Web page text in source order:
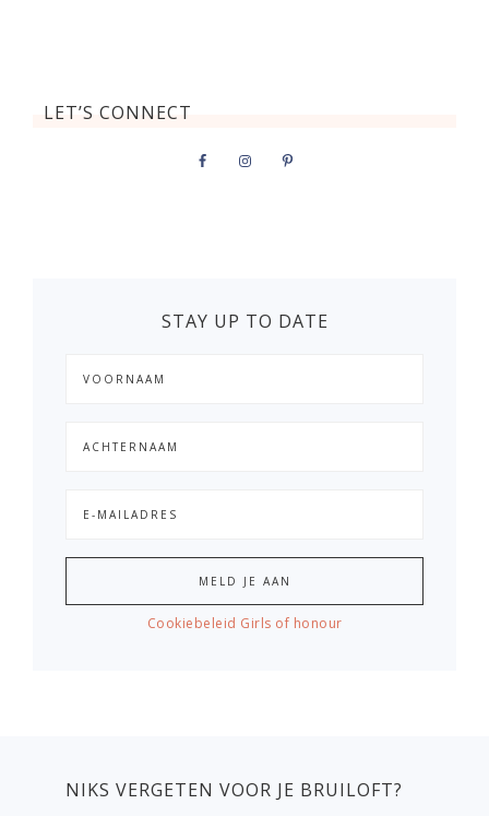
LET’S CONNECT
STAY UP TO DATE
Cookiebeleid Girls of honour
NIKS VERGETEN VOOR JE BRUILOFT?